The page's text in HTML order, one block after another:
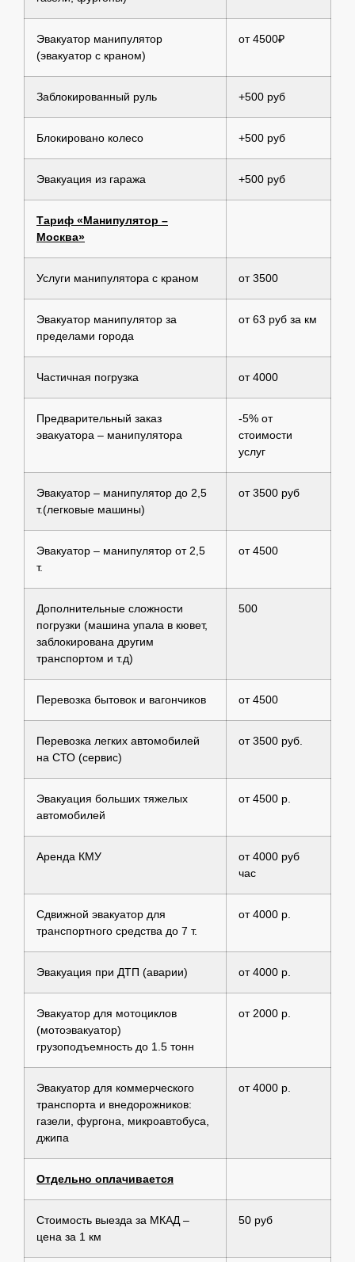
Эвакуатор манипулятор
(эвакуатор с краном)
от 4500₽
Заблокированный руль +500 руб
Блокировано колесо +500 руб
Эвакуация из гаража +500 руб
Тариф «Манипулятор –
Москва»
Услуги манипулятора с краном от 3500
Эвакуатор манипулятор за
пределами города
от 63 руб за км
Частичная погрузка от 4000
Предварительный заказ
эвакуатора – манипулятора
-5% от
стоимости
услуг
Эвакуатор – манипулятор до 2,5
т.(легковые машины)
от 3500 руб
Эвакуатор – манипулятор от 2,5
т.
от 4500
Дополнительные сложности
погрузки (машина упала в кювет,
заблокирована другим
транспортом и т.д)
500
Перевозка бытовок и вагончиков от 4500
Перевозка легких автомобилей
на СТО (сервис)
от 3500 руб.
Эвакуация больших тяжелых
автомобилей
от 4500 р.
Аренда КМУ
от 4000 руб
час
Сдвижной эвакуатор для
транспортного средства до 7 т.
от 4000 р.
Эвакуация при ДТП (аварии) от 4000 р.
Эвакуатор для мотоциклов
(мотоэвакуатор)
грузоподъемность до 1.5 тонн
от 2000 р.
Эвакуатор для коммерческого
транспорта и внедорожников:
газели, фургона, микроавтобуса,
джипа
от 4000 р.
Отдельно оплачивается
Стоимость выезда за МКАД –
цена за 1 км
50 руб